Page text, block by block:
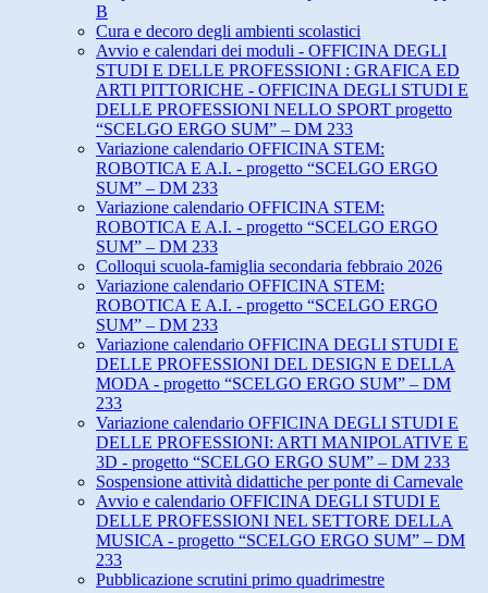
B
Cura e decoro degli ambienti scolastici
Avvio e calendari dei moduli - OFFICINA DEGLI
STUDI E DELLE PROFESSIONI : GRAFICA ED
ARTI PITTORICHE - OFFICINA DEGLI STUDI E
DELLE PROFESSIONI NELLO SPORT progetto
“SCELGO ERGO SUM” – DM 233
Variazione calendario OFFICINA STEM:
ROBOTICA E A.I. - progetto “SCELGO ERGO
SUM” – DM 233
Variazione calendario OFFICINA STEM:
ROBOTICA E A.I. - progetto “SCELGO ERGO
SUM” – DM 233
Colloqui scuola-famiglia secondaria febbraio 2026
Variazione calendario OFFICINA STEM:
ROBOTICA E A.I. - progetto “SCELGO ERGO
SUM” – DM 233
Variazione calendario OFFICINA DEGLI STUDI E
DELLE PROFESSIONI DEL DESIGN E DELLA
MODA - progetto “SCELGO ERGO SUM” – DM
233
Variazione calendario OFFICINA DEGLI STUDI E
DELLE PROFESSIONI: ARTI MANIPOLATIVE E
3D - progetto “SCELGO ERGO SUM” – DM 233
Sospensione attività didattiche per ponte di Carnevale
Avvio e calendario OFFICINA DEGLI STUDI E
DELLE PROFESSIONI NEL SETTORE DELLA
MUSICA - progetto “SCELGO ERGO SUM” – DM
233
Pubblicazione scrutini primo quadrimestre